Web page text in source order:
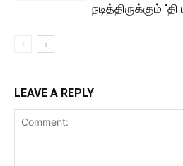
நடித்திருக்கும்
LEAVE A REPLY